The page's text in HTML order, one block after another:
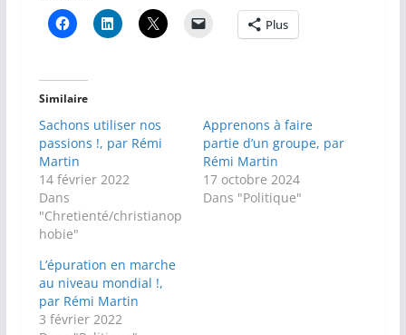
Plus
Similaire
Sachons utiliser nos
passions !, par Rémi
Martin
14 février 2022
Dans
"Chretienté/christianop
hobie"
Apprenons à faire
partie d’un groupe, par
Rémi Martin
17 octobre 2024
Dans "Politique"
L’épuration en marche
au niveau mondial !,
par Rémi Martin
3 février 2022